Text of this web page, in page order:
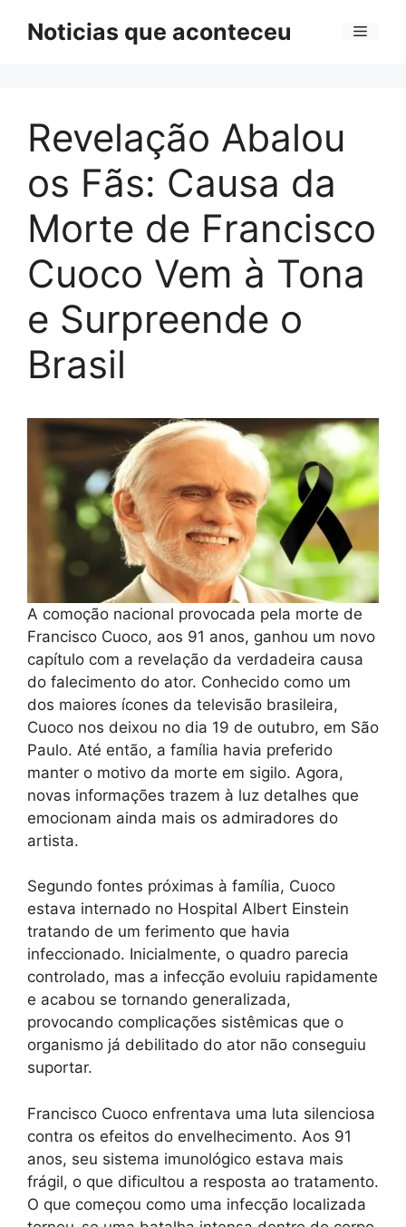
Noticias que aconteceu Menu
Revelação Abalou
os Fãs: Causa da
Morte de Francisco
Cuoco Vem à Tona
e Surpreende o
Brasil
A comoção nacional provocada pela morte de
Francisco Cuoco, aos 91 anos, ganhou um novo
capítulo com a revelação da verdadeira causa
do falecimento do ator. Conhecido como um
dos maiores ícones da televisão brasileira,
Cuoco nos deixou no dia 19 de outubro, em São
Paulo. Até então, a família havia preferido
manter o motivo da morte em sigilo. Agora,
novas informações trazem à luz detalhes que
emocionam ainda mais os admiradores do
artista.
Segundo fontes próximas à família, Cuoco
estava internado no Hospital Albert Einstein
tratando de um ferimento que havia
infeccionado. Inicialmente, o quadro parecia
controlado, mas a infecção evoluiu rapidamente
e acabou se tornando generalizada,
provocando complicações sistêmicas que o
organismo já debilitado do ator não conseguiu
suportar.
Francisco Cuoco enfrentava uma luta silenciosa
contra os efeitos do envelhecimento. Aos 91
anos, seu sistema imunológico estava mais
frágil, o que dificultou a resposta ao tratamento.
O que começou como uma infecção localizada